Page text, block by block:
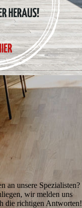
an unsere Spezialisten?
wir melden uns
die richtigen Antworten!